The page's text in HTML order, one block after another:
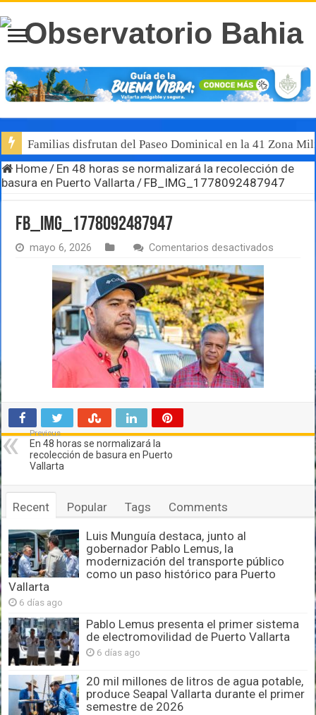
Familias disfrutan del Paseo Dominical en la 41 Zona
Home/ En 48 horas se normalizará la recolección de
basura en Puerto Vallarta/ FB_IMG_1778092487947
FB_IMG_1778092487947
mayo 6, 2026 Comentarios desactivados
Previous
En 48 horas se normalizará la
recolección de basura en Puerto
Vallarta
Recent Popular Tags Comments
Luis Munguía destaca, junto al
gobernador Pablo Lemus, la
modernización del transporte público
como un paso histórico para Puerto
Vallarta
6 días ago
Pablo Lemus presenta el primer sistema
de electromovilidad de Puerto Vallarta
6 días ago
20 mil millones de litros de agua potable,
produce Seapal Vallarta durante el primer
semestre de 2026